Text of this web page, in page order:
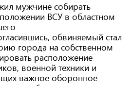
мужчине собирать
ВСУ в областном
обвиняемый стал
города на собственном
расположение
военной техники и
важное оборонное